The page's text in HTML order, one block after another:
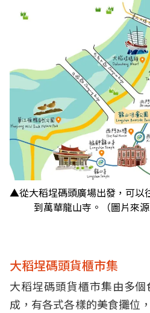
▲從大稻埕碼頭廣場出發，可以
到萬華龍山寺。（圖片來
大稻埕碼頭貨櫃市集
大稻埕碼頭貨櫃市集由多
成，有各式各樣的美食攤位